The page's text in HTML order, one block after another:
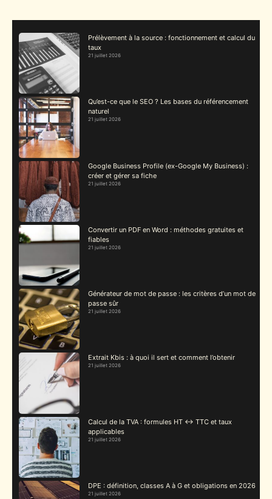
Prélèvement à la source : fonctionnement et calcul du
taux
21 juillet 2026
Qu’est-ce que le SEO ? Les bases du référencement
naturel
21 juillet 2026
Google Business Profile (ex-Google My Business) :
créer et gérer sa fiche
21 juillet 2026
Convertir un PDF en Word : méthodes gratuites et
fiables
21 juillet 2026
Générateur de mot de passe : les critères d’un mot de
passe sûr
21 juillet 2026
Extrait Kbis : à quoi il sert et comment l’obtenir
21 juillet 2026
Calcul de la TVA : formules HT ↔ TTC et taux
applicables
21 juillet 2026
DPE : définition, classes A à G et obligations en 2026
21 juillet 2026